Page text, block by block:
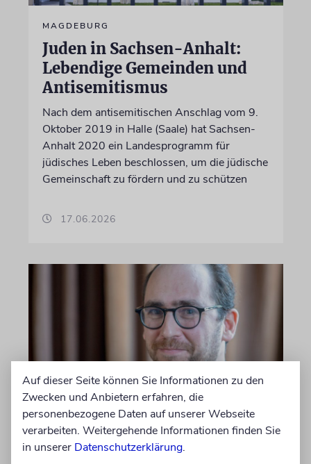
MAGDEBURG
Juden in Sachsen-Anhalt:
Lebendige Gemeinden und
Antisemitismus
Nach dem antisemitischen Anschlag vom 9.
Oktober 2019 in Halle (Saale) hat Sachsen-
Anhalt 2020 ein Landesprogramm für
jüdisches Leben beschlossen, um die jüdische
Gemeinschaft zu fördern und zu schützen
17.06.2026
FRANKFURT AM MAIN
Jüdische Gemeinde zeichnet
Jugendengagement mit
Auf dieser Seite können Sie Informationen zu den
Zwecken und Anbietern erfahren, die
personenbezogene Daten auf unserer Webseite
verarbeiten. Weitergehende Informationen finden Sie
in unserer Datenschutzerklärung.